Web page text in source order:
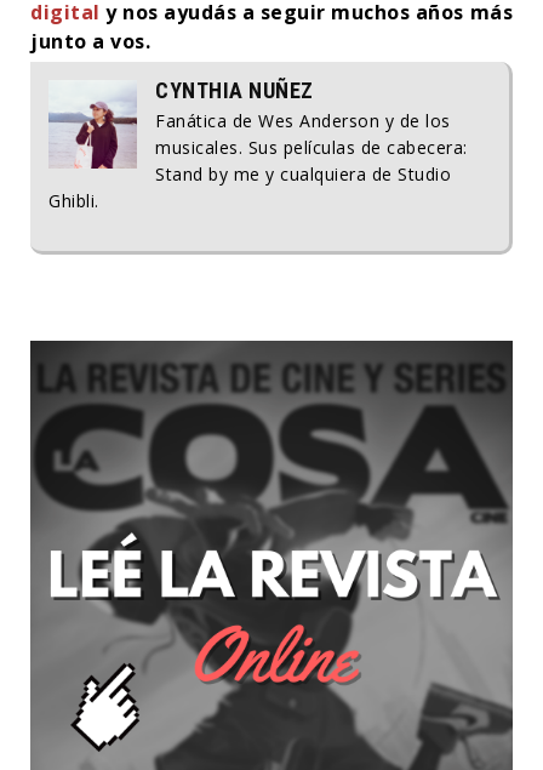
digital y nos ayudás a seguir muchos años más
junto a vos.
CYNTHIA NUÑEZ
Fanática de Wes Anderson y de los
musicales. Sus películas de cabecera:
Stand by me y cualquiera de Studio
Ghibli.